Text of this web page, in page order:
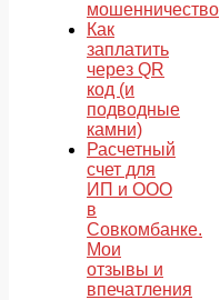
мошенничество
Как
заплатить
через QR
код (и
подводные
камни)
Расчетный
счет для
ИП и ООО
в
Совкомбанке.
Мои
отзывы и
впечатления